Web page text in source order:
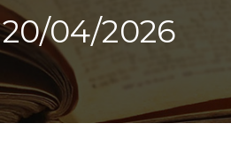
04/2026